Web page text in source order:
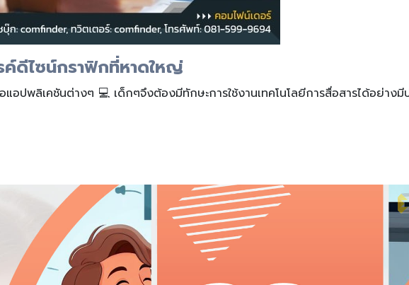
ค์ดีไซน์กราฟิกที่หาดใหญ่
แอปพลิเคชันต่างๆ 💻 เด็กๆจึงต้องมีทักษะการใช้งานเทคโนโลยีการสื่อสารได้อย่าง